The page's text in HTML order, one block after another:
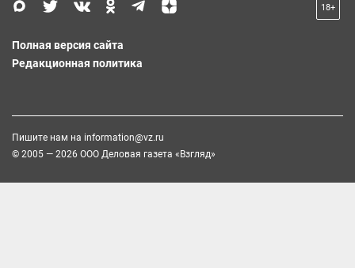
18+
Полная версия сайта
Редакционная политика
Пишите нам на information@vz.ru
© 2005 — 2026 ООО Деловая газета «Взгляд»